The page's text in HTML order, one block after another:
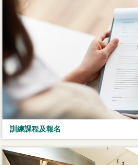
訓練課程及報名